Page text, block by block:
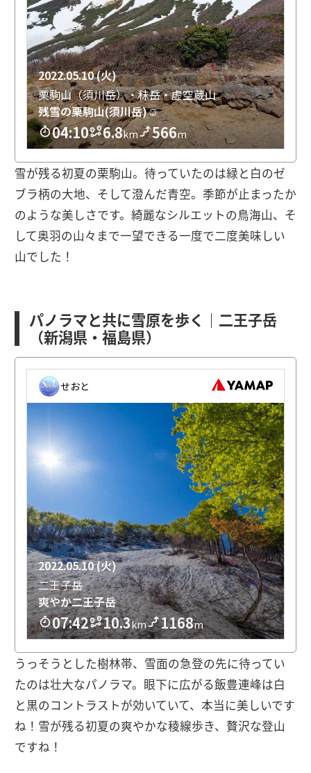
雪が残る初夏の栗駒山。待っていたのは緑と白のゼ
ブラ柄の大地、そして澄んだ青空。季節が止まったか
のような美しさです。綺麗なシルエットの鳥海山、そ
して奥羽の山々まで一望できる一度で二度美味しい
山でした！
パノラマと共に雪原を歩く｜二王子岳
（新潟県・福島県）
うっそうとした樹林帯、雪面の急登の先に待ってい
たのは壮大なパノラマ。眼下に広がる飯豊連峰は白
と黒のコントラストが効いていて、本当に美しいです
ね！雪が残る初夏の爽やかな稜線歩き、贅沢な登山
ですね！